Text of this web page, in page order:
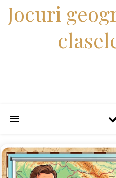
Jocuri